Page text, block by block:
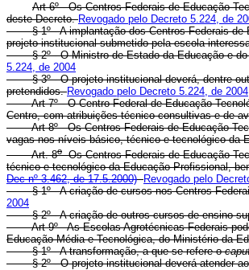
Art 6º - Os Centros Federais de Educação
deste Decreto.Revogado pelo Decreto 5.224, de
§ 1º - A implantação dos Centros Federais de
projeto institucional submetido pela escola
§ 2º - O Ministro de Estado da Educação e do
5.224, de 2004
§ 3º - O projeto institucional deverá, dentre
pretendidos.Revogado pelo Decreto 5.224, de 2004
Art 7º - O Centro Federal de Educação
Centro, com atribuições técnico-consultivas e de
Art 8º - Os Centros Federais de Educação
vagas nos níveis básico, técnico e tecnológico da
Art. 8oOs Centros Federais de Educação
técnico e tecnológico da Educação Profissional,
Dec nº 3.462, de 17.5.2000)
Revogado pelo
§ 1º - A criação de cursos nos Centros Federais
2004
§ 2º - A criação de outros cursos de ensino
Art 9º - As Escolas Agrotécnicas Federais
Educação Média e Tecnológica, do Ministério da
§ 1º - A transformação, a que se refere o
§ 2º - O projeto institucional deverá atender ao